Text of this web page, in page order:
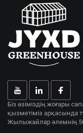
Біз өзіміздің жоғары
қызметіміз
Жылыжайлар әлемнің